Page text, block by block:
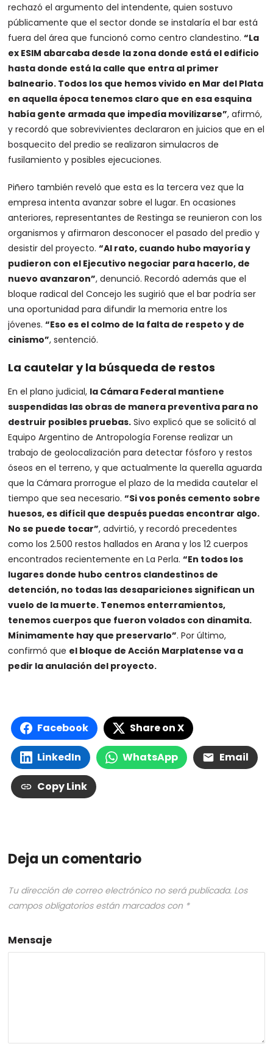
rechazó el argumento del intendente, quien sostuvo
públicamente que el sector donde se instalaría el bar está
fuera del área que funcionó como centro clandestino.“La
ex ESIM abarcaba desde la zona donde está el edificio
hasta donde está la calle que entra al primer
balneario. Todos los que hemos vivido en Mar del Plata
en aquella época tenemos claro que en esa esquina
había gente armada que impedía movilizarse”, afirmó,
y recordó que sobrevivientes declararon en juicios que en el
bosquecito del predio se realizaron simulacros de
fusilamiento y posibles ejecuciones.
Piñero también reveló que esta es la tercera vez que la
empresa intenta avanzar sobre el lugar. En ocasiones
anteriores, representantes de Restinga se reunieron con los
organismos y afirmaron desconocer el pasado del predio y
desistir del proyecto.“Al rato, cuando hubo mayoría y
pudieron con el Ejecutivo negociar para hacerlo, de
nuevo avanzaron”, denunció. Recordó además que el
bloque radical del Concejo les sugirió que el bar podría ser
una oportunidad para difundir la memoria entre los
jóvenes.“Eso es el colmo de la falta de respeto y de
cinismo”, sentenció.
La cautelar y la búsqueda de restos
En el plano judicial, la Cámara Federal mantiene
suspendidas las obras de manera preventiva para no
destruir posibles pruebas. Sivo explicó que se solicitó al
Equipo Argentino de Antropología Forense realizar un
trabajo de geolocalización para detectar fósforo y restos
óseos en el terreno, y que actualmente la querella aguarda
que la Cámara prorrogue el plazo de la medida cautelar el
tiempo que sea necesario.“Si vos ponés cemento sobre
huesos, es difícil que después puedas encontrar algo.
No se puede tocar”, advirtió, y recordó precedentes
como los 2.500 restos hallados en Arana y los 12 cuerpos
encontrados recientemente en La Perla.“En todos los
lugares donde hubo centros clandestinos de
detención, no todas las desapariciones significan un
vuelo de la muerte. Tenemos enterramientos,
tenemos cuerpos que fueron volados con dinamita.
Mínimamente hay que preservarlo”. Por último,
confirmó que el bloque de Acción Marplatense va a
pedir la anulación del proyecto.
Facebook Share on X
LinkedIn WhatsApp Email
Copy Link
Deja un comentario
Tu dirección de correo electrónico no será publicada. Los
campos obligatorios están marcados con *
Mensaje